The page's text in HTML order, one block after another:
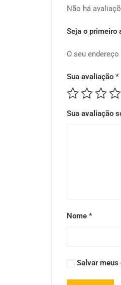
Não há
Seja o primeiro
O seu
Sua avaliação *
Sua avaliação
Nome *
Salvar meus